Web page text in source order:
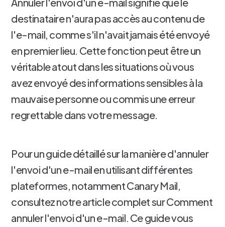
destinataire n'aura pas accès au contenu de
l'e-mail, comme s'il n'avait jamais été envoyé
en premier lieu. Cette fonction peut être un
véritable atout dans les situations où vous
avez envoyé des informations sensibles à la
mauvaise personne ou commis une erreur
regrettable dans votre message.
Pour un guide détaillé sur la manière d'annuler
l'envoi d'un e-mail en utilisant différentes
plateformes, notamment Canary Mail,
consultez notre article complet sur Comment
annuler l'envoi d'un e-mail. Ce guide vous